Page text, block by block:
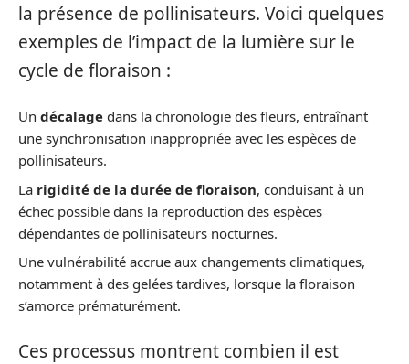
la présence de pollinisateurs. Voici quelques
exemples de l’impact de la lumière sur le
cycle de floraison :
Un décalage dans la chronologie des fleurs, entraînant
une synchronisation inappropriée avec les espèces de
pollinisateurs.
La rigidité de la durée de floraison, conduisant à un
échec possible dans la reproduction des espèces
dépendantes de pollinisateurs nocturnes.
Une vulnérabilité accrue aux changements climatiques,
notamment à des gelées tardives, lorsque la floraison
s’amorce prématurément.
Ces processus montrent combien il est